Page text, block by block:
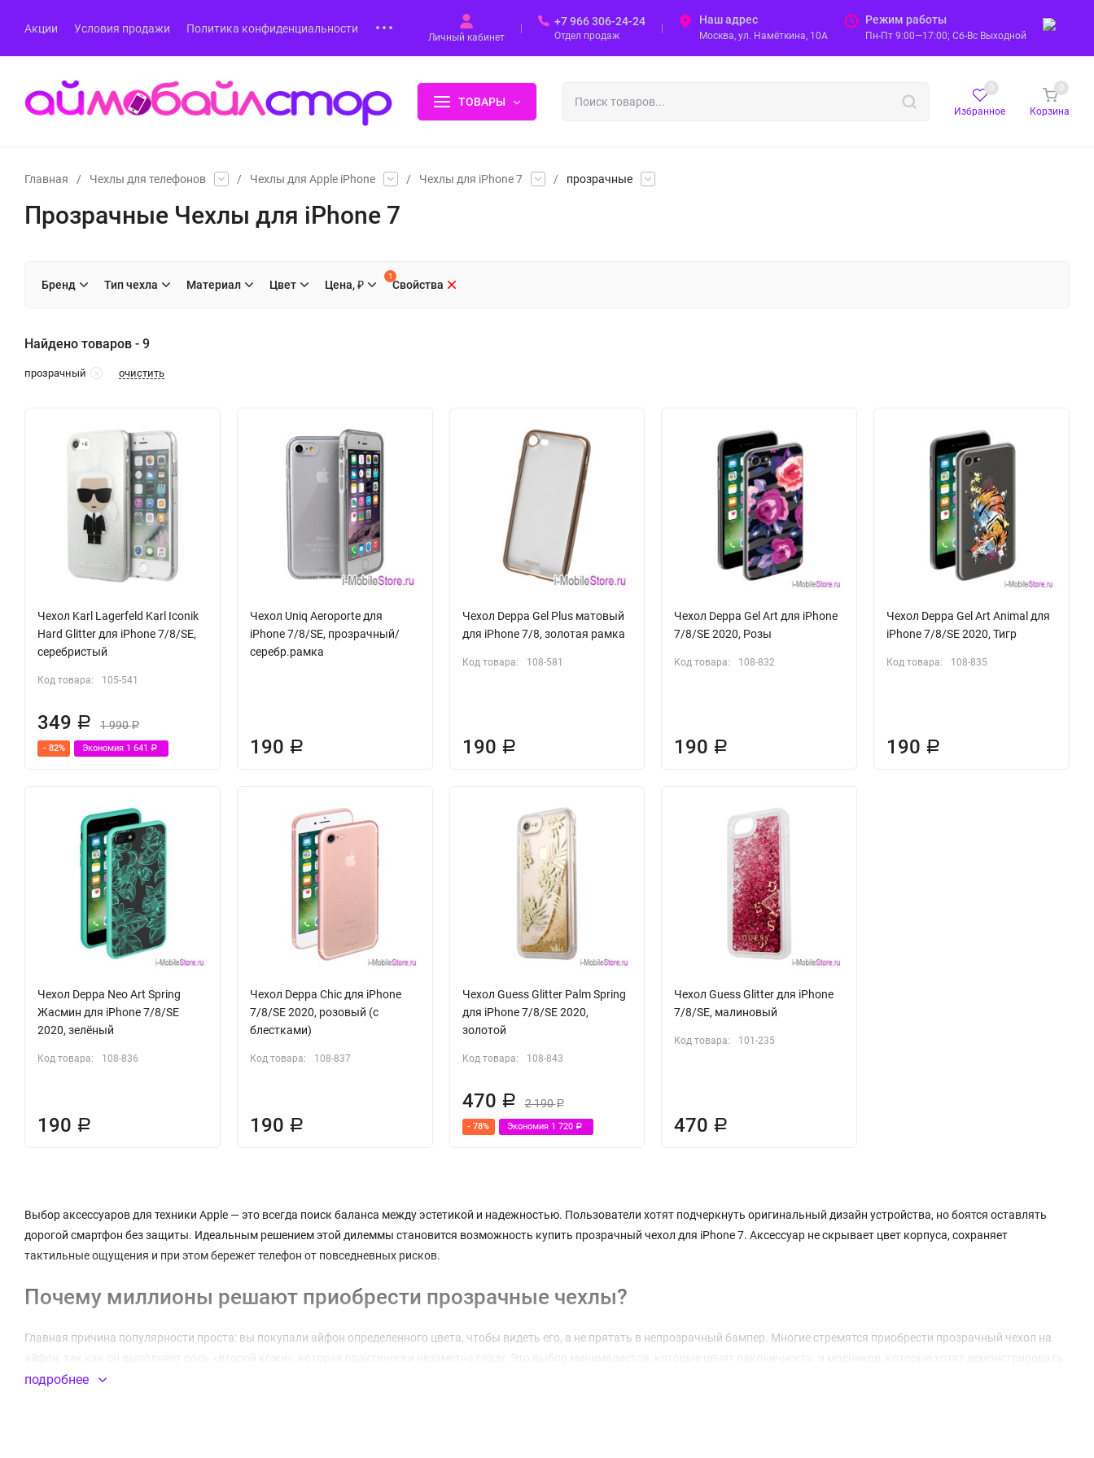
Акции Условия продажи Политика конфиденциальности
Личный кабинет
+7 966 306-24-24
Отдел продаж
Наш адрес
Москва, ул. Намёткина, 10А
Режим работы
Пн-Пт 9:00—17:00; Сб-Вс Выходной
ТОВАРЫ
Избранное
0
Корзина
0
Главная / Чехлы для телефонов / Чехлы для Apple iPhone / Чехлы для iPhone 7 / прозрачные
Прозрачные Чехлы для iPhone 7
Бренд Тип чехла Материал Цвет Цена, ₽ Свойства
1
Найдено товаров - 9
прозрачный очистить
Чехол Karl Lagerfeld Karl Iconik
Hard Glitter для iPhone 7/8/SE,
серебристый
Код товара: 105-541
349 Р 1 990Р
- 82% Экономия 1 641 Р
Чехол Uniq Aeroporte для
iPhone 7/8/SE, прозрачный/
серебр.рамка
190 Р
Чехол Deppa Gel Plus матовый
для iPhone 7/8, золотая рамка
Код товара: 108-581
190 Р
Чехол Deppa Gel Art для iPhone
7/8/SE 2020, Розы
Код товара: 108-832
190 Р
Чехол Deppa Gel Art Animal для
iPhone 7/8/SE 2020, Тигр
Код товара: 108-835
190 Р
Чехол Deppa Neo Art Spring
Жасмин для iPhone 7/8/SE
2020, зелёный
Код товара: 108-836
190 Р
Чехол Deppa Chic для iPhone
7/8/SE 2020, розовый (с
блестками)
Код товара: 108-837
190 Р
Чехол Guess Glitter Palm Spring
для iPhone 7/8/SE 2020,
золотой
Код товара: 108-843
470 Р 2 190Р
- 78% Экономия 1 720 Р
Чехол Guess Glitter для iPhone
7/8/SE, малиновый
Код товара: 101-235
470 Р
Выбор аксессуаров для техники Apple — это всегда поиск баланса между эстетикой и надежностью. Пользователи хотят подчеркнуть оригинальный дизайн устройства, но боятся оставлять
дорогой смартфон без защиты. Идеальным решением этой дилеммы становится возможность купить прозрачный чехол для iPhone 7. Аксессуар не скрывает цвет корпуса, сохраняет
тактильные ощущения и при этом бережет телефон от повседневных рисков.
Почему миллионы решают приобрести прозрачные чехлы?
Главная причина популярности проста: вы покупали айфон определенного цвета, чтобы видеть его, а не прятать в непрозрачный бампер. Многие стремятся приобрести прозрачный чехол на
айфон, так как он выполняет роль «второй кожи», которая практически незаметна глазу. Это выбор минималистов, которые ценят лаконичность, и модников, которые хотят демонстрировать
редкий оттенок устройства, будь то Deep Purple или Sierra Blue.
подробнее